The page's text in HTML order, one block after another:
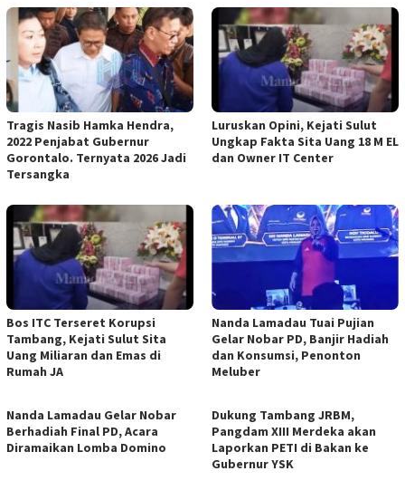
Tragis Nasib Hamka Hendra,
2022 Penjabat Gubernur
Gorontalo. Ternyata 2026 Jadi
Tersangka
Luruskan Opini, Kejati Sulut
Ungkap Fakta Sita Uang 18 M EL
dan Owner IT Center
Bos ITC Terseret Korupsi
Tambang, Kejati Sulut Sita
Uang Miliaran dan Emas di
Rumah JA
Nanda Lamadau Tuai Pujian
Gelar Nobar PD, Banjir Hadiah
dan Konsumsi, Penonton
Meluber
Nanda Lamadau Gelar Nobar
Berhadiah Final PD, Acara
Diramaikan Lomba Domino
Dukung Tambang JRBM,
Pangdam XIII Merdeka akan
Laporkan PETI di Bakan ke
Gubernur YSK